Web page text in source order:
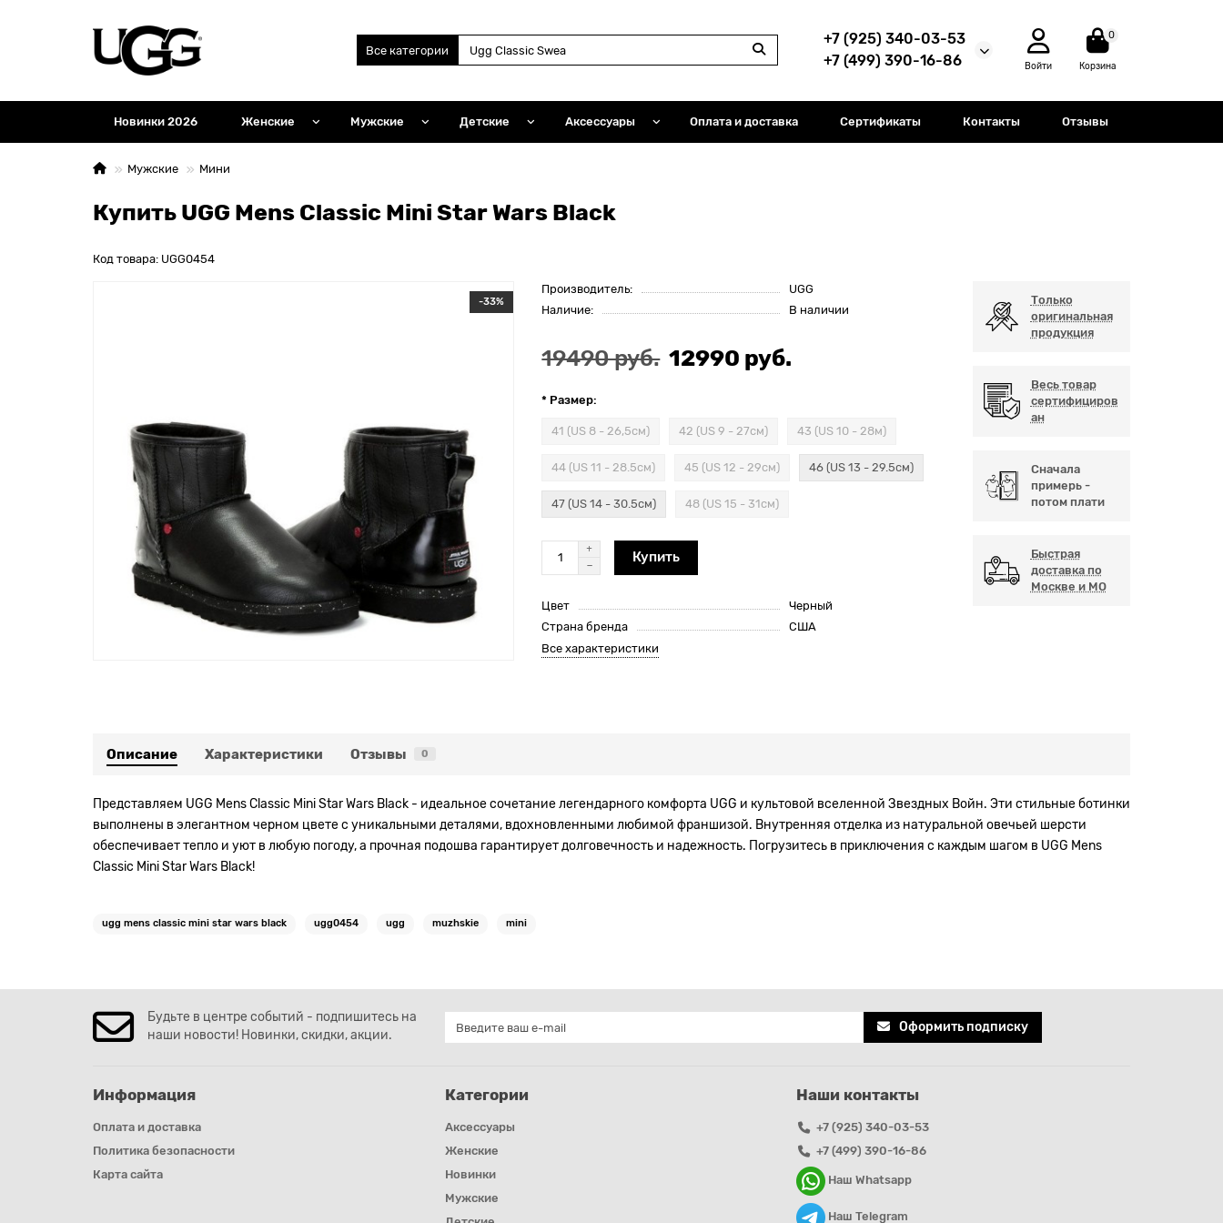
Все категории
+7 (925) 340-03-53
+7 (499) 390-16-86
Войти
0
Корзина
Новинки 2026 Женские Мужские Детские Аксессуары Оплата и доставка Сертификаты Контакты Отзывы
Мужские Мини
Купить UGG Mens Classic Mini Star Wars Black
Код товара: UGG0454
-33%
Производитель:
UGG
Наличие:
В наличии
19490 руб. 12990 руб.
* Размер:
41 (US 8 - 26,5см) 42 (US 9 - 27см) 43 (US 10 - 28м)
44 (US 11 - 28.5см) 45 (US 12 - 29см) 46 (US 13 - 29.5см)
47 (US 14 - 30.5см) 48 (US 15 - 31см)
Купить
Цвет
Черный
Страна бренда
США
Все характеристики
Только
оригинальная
продукция
Весь товар
сертифициров
ан
Сначала
примерь -
потом плати
Быстрая
доставка по
Москве и МО
Описание Характеристики Отзывы 0
Представляем UGG Mens Classic Mini Star Wars Black - идеальное сочетание легендарного комфорта UGG и культовой вселенной Звездных Войн. Эти стильные ботинки
выполнены в элегантном черном цвете с уникальными деталями, вдохновленными любимой франшизой. Внутренняя отделка из натуральной овечьей шерсти
обеспечивает тепло и уют в любую погоду, а прочная подошва гарантирует долговечность и надежность. Погрузитесь в приключения с каждым шагом в UGG Mens
Classic Mini Star Wars Black!
ugg mens classic mini star wars black ugg0454 ugg muzhskie mini
Будьте в центре событий - подпишитесь на
наши новости! Новинки, скидки, акции.
Оформить подписку
Информация
Оплата и доставка
Политика безопасности
Карта сайта
Категории
Аксессуары
Женские
Новинки
Мужские
Наши контакты
+7 (925) 340-03-53
+7 (499) 390-16-86
Наш Whatsapp
Наш Telegram